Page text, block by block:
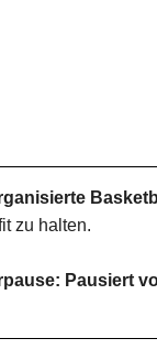
zu halten.
Pausiert